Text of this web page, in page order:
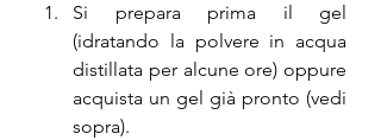
Si prepara prima il gel
(idratando la polvere in acqua
distillata per alcune ore) oppure
acquista un gel già pronto (vedi
sopra).